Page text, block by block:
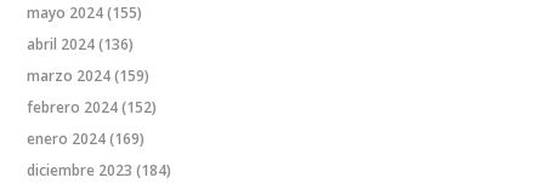
mayo 2024(155)
abril 2024(136)
marzo 2024(159)
febrero 2024(152)
enero 2024(169)
diciembre 2023 (184)